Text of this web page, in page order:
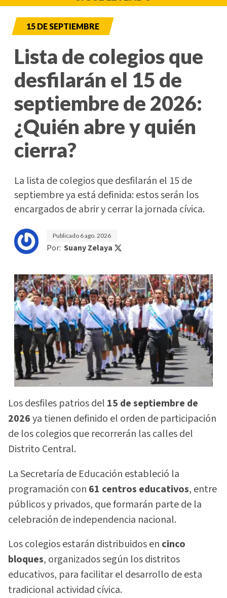
15 DE SEPTIEMBRE
Lista de colegios que
desfilarán el 15 de
septiembre de 2026:
¿Quién abre y quién
cierra?
La lista de colegios que desfilarán el 15 de
septiembre ya está definida: estos serán los
encargados de abrir y cerrar la jornada cívica.
Publicado 6 ago. 2026
Por: Suany Zelaya
Los desfiles patrios del 15 de septiembre de
2026ya tienen definido el orden de participación
de los colegios que recorrerán las calles del
Distrito Central.
La Secretaría de Educación estableció la
programación con 61 centros educativos, entre
públicos y privados, que formarán parte de la
celebración de independencia nacional.
Los colegios estarán distribuidos en cinco
bloques, organizados según los distritos
educativos, para facilitar el desarrollo de esta
tradicional actividad cívica.